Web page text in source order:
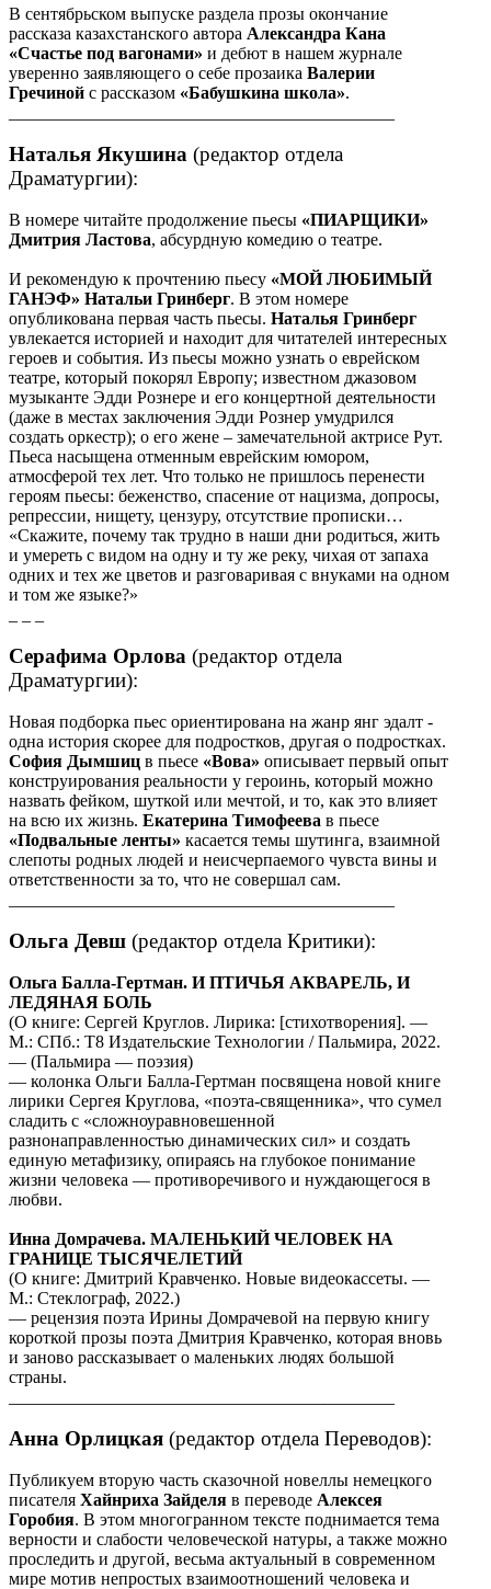
В сентябрьском выпуске раздела прозы окончание
рассказа казахстанского автора Александра Кана
«Счастье под вагонами» и дебют в нашем журнале
уверенно заявляющего о себе прозаика Валерии
Гречиной с рассказом «Бабушкина школа».
Наталья Якушина (редактор отдела
Драматургии):
В номере читайте продолжение пьесы «ПИАРЩИКИ»
Дмитрия Ластова, абсурдную комедию о театре.
И рекомендую к прочтению пьесу «МОЙ ЛЮБИМЫЙ
ГАНЭФ» Натальи Гринберг. В этом номере
опубликована первая часть пьесы. Наталья Гринберг
увлекается историей и находит для читателей интересных
героев и события. Из пьесы можно узнать о еврейском
театре, который покорял Европу; известном джазовом
музыканте Эдди Рознере и его концертной деятельности
(даже в местах заключения Эдди Рознер умудрился
создать оркестр); о его жене – замечательной актрисе Рут.
Пьеса насыщена отменным еврейским юмором,
атмосферой тех лет. Что только не пришлось перенести
героям пьесы: беженство, спасение от нацизма, допросы,
репрессии, нищету, цензуру, отсутствие прописки…
«Скажите, почему так трудно в наши дни родиться, жить
и умереть с видом на одну и ту же реку, чихая от запаха
одних и тех же цветов и разговаривая с внуками на одном
и том же языке?»
Серафима Орлова (редактор отдела
Драматургии):
Новая подборка пьес ориентирована на жанр янг эдалт -
одна история скорее для подростков, другая о подростках.
София Дымшиц в пьесе «Вова» описывает первый опыт
конструирования реальности у героинь, который можно
назвать фейком, шуткой или мечтой, и то, как это влияет
на всю их жизнь. Екатерина Тимофеева в пьесе
«Подвальные ленты» касается темы шутинга, взаимной
слепоты родных людей и неисчерпаемого чувста вины и
ответственности за то, что не совершал сам.
Ольга Девш (редактор отдела Критики):
Ольга Балла-Гертман. И ПТИЧЬЯ АКВАРЕЛЬ, И
ЛЕДЯНАЯ БОЛЬ
(О книге: Сергей Круглов. Лирика: [стихотворения]. —
М.: СПб.: Т8 Издательские Технологии / Пальмира, 2022.
— (Пальмира — поэзия)
— колонка Ольги Балла-Гертман посвящена новой книге
лирики Сергея Круглова, «поэта-священника», что сумел
сладить с «сложноуравновешенной
разнонаправленностью динамических сил» и создать
единую метафизику, опираясь на глубокое понимание
жизни человека — противоречивого и нуждающегося в
любви.
Инна Домрачева. МАЛЕНЬКИЙ ЧЕЛОВЕК НА
ГРАНИЦЕ ТЫСЯЧЕЛЕТИЙ
(О книге: Дмитрий Кравченко. Новые видеокассеты. —
М.: Стеклограф, 2022.)
— рецензия поэта Ирины Домрачевой на первую книгу
короткой прозы поэта Дмитрия Кравченко, которая вновь
и заново рассказывает о маленьких людях большой
страны.
Анна Орлицкая (редактор отдела Переводов):
Публикуем вторую часть сказочной новеллы немецкого
писателя Хайнриха Зайделя в переводе Алексея
Горобия. В этом многогранном тексте поднимается тема
верности и слабости человеческой натуры, а также можно
проследить и другой, весьма актуальный в современном
мире мотив непростых взаимоотношений человека и